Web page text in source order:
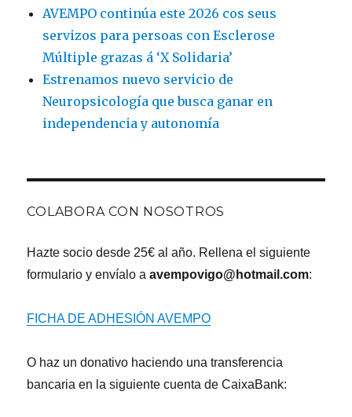
AVEMPO continúa este 2026 cos seus
servizos para persoas con Esclerose
Múltiple grazas á ‘X Solidaria’
Estrenamos nuevo servicio de
Neuropsicología que busca ganar en
independencia y autonomía
COLABORA CON NOSOTROS
Hazte socio desde 25€ al año. Rellena el siguiente
formulario y envíalo aavempovigo@hotmail.com:
FICHA DE ADHESIÓN AVEMPO
O haz un donativo haciendo una transferencia
bancaria en la siguiente cuenta de CaixaBank: